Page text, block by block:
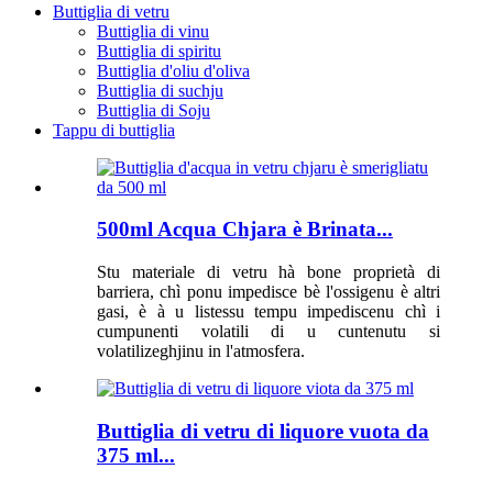
Buttiglia di vetru
Buttiglia di vinu
Buttiglia di spiritu
Buttiglia d'oliu d'oliva
Buttiglia di suchju
Buttiglia di Soju
Tappu di buttiglia
500ml Acqua Chjara è Brinata...
Stu materiale di vetru hà bone proprietà di
barriera, chì ponu impedisce bè l'ossigenu è altri
gasi, è à u listessu tempu impediscenu chì i
cumpunenti volatili di u cuntenutu si
volatilizeghjinu in l'atmosfera.
Buttiglia di vetru di liquore vuota da
375 ml...